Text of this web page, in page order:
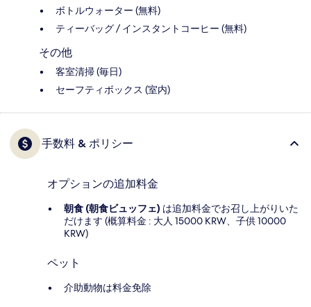
ボトルウォーター (無料)
ティーバッグ / インスタントコーヒー (無料)
その他
客室清掃 (毎日)
セーフティボックス (室内)
手数料 & ポリシー
オプションの追加料金
朝食 (朝食ビュッフェ) は追加料金でお召し上がりいた
だけます (概算料金 : 大人 15000 KRW、子供 10000
KRW)
ペット
介助動物は料金免除